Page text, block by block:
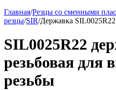
Главная/Резцы со сменными
резцы/SIR/Державка SIL0025R22
SIL0025R22
резьбовая для
резьбы